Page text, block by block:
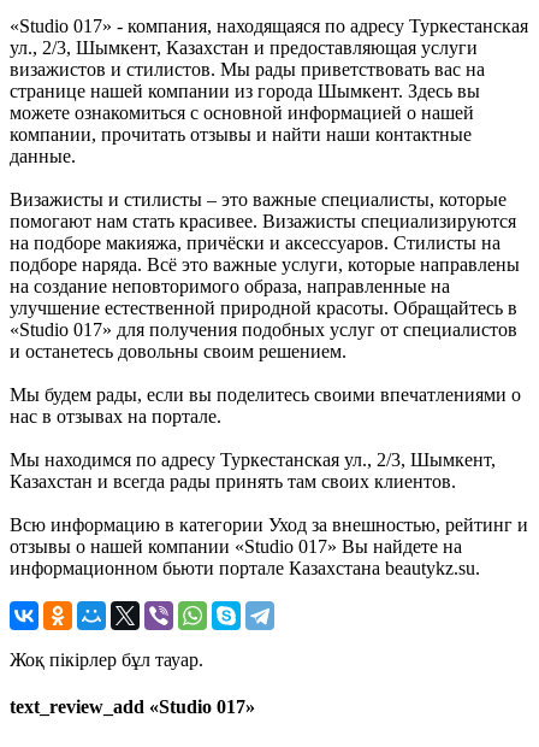
«Studio 017» - компания, находящаяся по адресу Туркестанская
ул., 2/3, Шымкент, Казахстан и предоставляющая услуги
визажистов и стилистов. Мы рады приветствовать вас на
странице нашей компании из города Шымкент. Здесь вы
можете ознакомиться с основной информацией о нашей
компании, прочитать отзывы и найти наши контактные
данные.
Визажисты и стилисты – это важные специалисты, которые
помогают нам стать красивее. Визажисты специализируются
на подборе макияжа, причёски и аксессуаров. Стилисты на
подборе наряда. Всё это важные услуги, которые направлены
на создание неповторимого образа, направленные на
улучшение естественной природной красоты. Обращайтесь в
«Studio 017» для получения подобных услуг от специалистов
и останетесь довольны своим решением.
Мы будем рады, если вы поделитесь своими впечатлениями о
нас в отзывах на портале.
Мы находимся по адресу Туркестанская ул., 2/3, Шымкент,
Казахстан и всегда рады принять там своих клиентов.
Всю информацию в категории Уход за внешностью, рейтинг и
отзывы о нашей компании «Studio 017» Вы найдете на
информационном бьюти портале Казахстана beautykz.su.
Жоқ пікірлер бұл тауар.
text_review_add «Studio 017»